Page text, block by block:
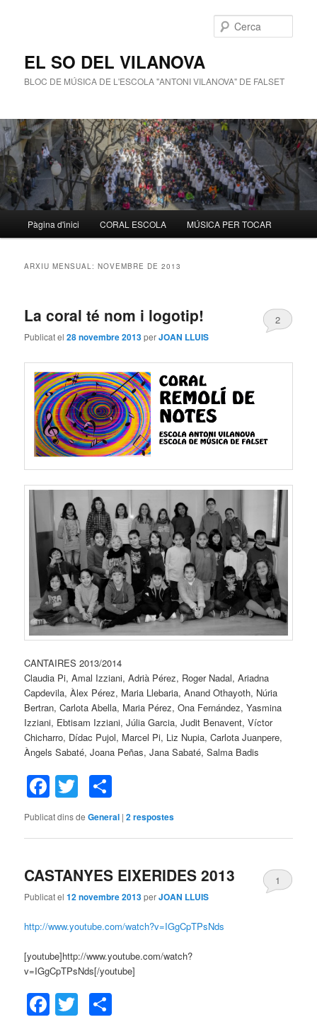
EL SO DEL VILANOVA
BLOC DE MÚSICA DE L'ESCOLA "ANTONI VILANOVA" DE FALSET
principal
Aneu
principal
Aneu
secundari
Pàgina d'inici CORAL ESCOLA MÚSICA PER TOCAR
ARXIU MENSUAL:NOVEMBRE DE 2013
La coral té nom i logotip!
Publicat el28 novembre 2013perJOAN LLUIS
2
CANTAIRES 2013/2014
Claudia Pi, Amal Izziani, Adrià Pérez, Roger Nadal, Ariadna
Capdevila, Àlex Pérez, Maria Llebaria, Anand Othayoth, Núria
Bertran, Carlota Abella, Maria Pérez, Ona Fernández, Yasmina
Izziani, Ebtisam Izziani, Júlia Garcia, Judit Benavent, Víctor
Chicharro, Dídac Pujol, Marcel Pi, Liz Nupia, Carlota Juanpere,
Àngels Sabaté, Joana Peñas, Jana Sabaté, Salma Badis
Facebook
Twitter
Publicat dins de General |2respostes
CASTANYES EIXERIDES 2013
Publicat el12 novembre 2013perJOAN LLUIS
1
http://www.youtube.com/watch?v=IGgCpTPsNds
[youtube]http://www.youtube.com/watch?
v=IGgCpTPsNds[/youtube]
Facebook
Twitter